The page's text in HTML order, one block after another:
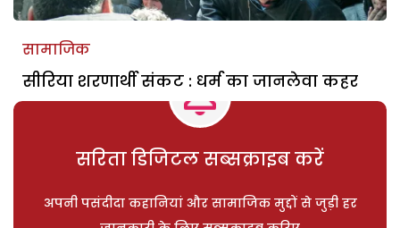
सामाजिक
सीरिया शरणार्थी संकट : धर्म का जानलेवा कहर
सरिता डिजिटल सब्सक्राइब करें
अपनी पसंदीदा कहानियां और सामाजिक मुद्दों से जुड़ी हर